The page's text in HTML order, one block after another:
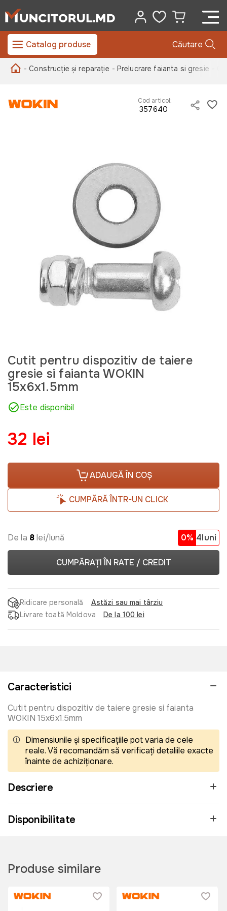
Catalog produse Căutare
- Construcție și reparație - Prelucrare faianta si gresie
Cod articol:
357640
Cutit pentru dispozitiv de taiere
gresie si faianta WOKIN
15x6x1.5mm
Este disponibil
32 lei
ADAUGĂ ÎN COȘ
CUMPĂRĂ ÎNTR-UN CLICK
De la 8lei/lună 0% 4luni
CUMPĂRAȚI ÎN RATE / CREDIT
Ridicare personală
Astăzi sau mai târziu
Livrare toată Moldova
De la 100 lei
Caracteristici
Cutit pentru dispozitiv de taiere gresie si faianta
WOKIN 15x6x1.5mm
Dimensiunile și specificațiile pot varia de cele
reale. Vă recomandăm să verificați detaliile exacte
înainte de achiziționare.
Descriere
Disponibilitate
Produse similare